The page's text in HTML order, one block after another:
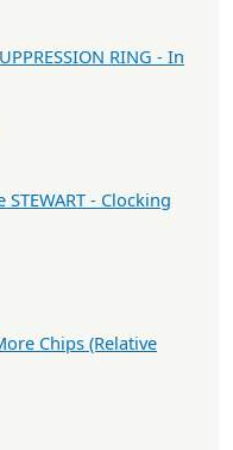
RING - In
STEWART - Clocking
Chips (Relative